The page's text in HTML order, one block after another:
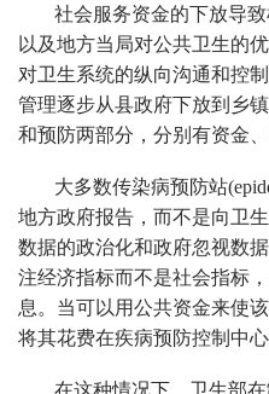
社会服务资金的下放导
以及地方当局对公共卫生的
对卫生系统的纵向沟通和控
管理逐步从县政府下放到乡
和预防两部分，分别有资金
大多数传染病预防站
地方政府报告，而不是向卫
数据的政治化和政府忽视数
注经济指标而不是社会指标
息。当可以用公共资金来使
将其花费在疾病预防控制中心